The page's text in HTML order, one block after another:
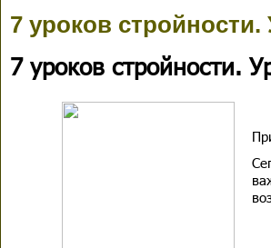
7 уроков
7 уроков стройности.